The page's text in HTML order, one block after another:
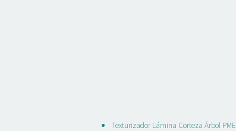
Texturizador Lámina Corteza Árbol PME